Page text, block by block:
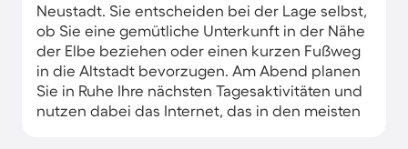
Neustadt. Sie entscheiden bei der Lage selbst,
ob Sie eine gemütliche Unterkunft in der Nähe
der Elbe beziehen oder einen kurzen Fußweg
in die Altstadt bevorzugen. Am Abend planen
Sie in Ruhe Ihre nächsten Tagesaktivitäten und
nutzen dabei das Internet, das in den meisten